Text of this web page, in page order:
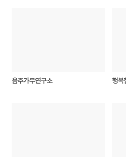
음주가무연구소 행복